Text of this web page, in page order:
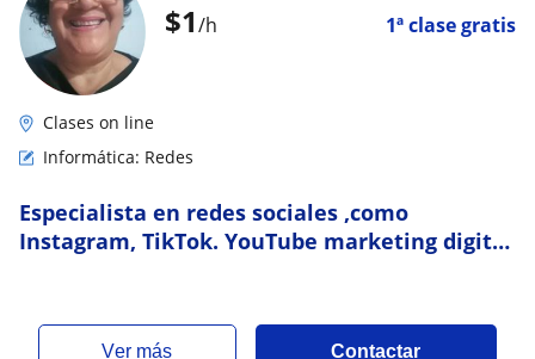
$1/h 1ª clase gratis
Clases on line
Informática: Redes
Especialista en redes sociales ,como
Instagram, TikTok. YouTube marketing digital
ver más Contactar